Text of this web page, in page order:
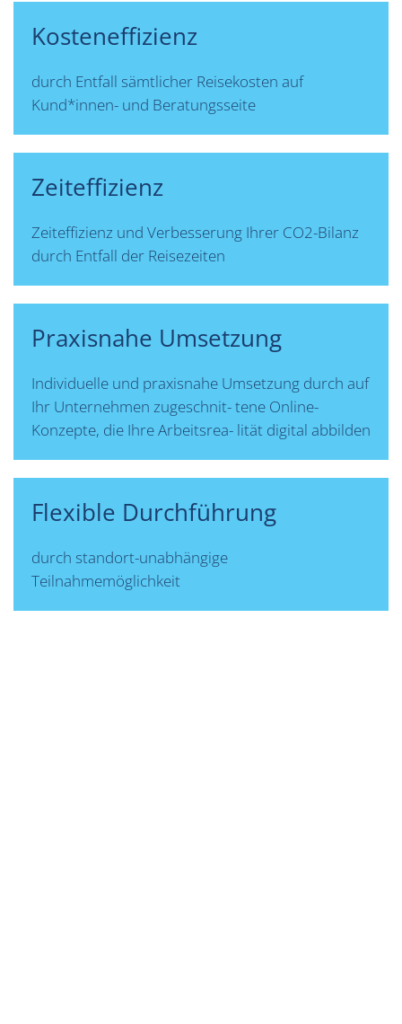
Kosteneffizienz
durch Entfall sämtlicher Reisekosten auf
Kund*innen- und Beratungsseite
Zeiteffizienz
Zeiteffizienz und Verbesserung Ihrer CO2-Bilanz
durch Entfall der Reisezeiten
Praxisnahe Umsetzung
Individuelle und praxisnahe Umsetzung durch auf
Ihr Unternehmen zugeschnit- tene Online-
Konzepte, die Ihre Arbeitsrea- lität digital abbilden
Flexible Durchführung
durch standort-unabhängige
Teilnahmemöglichkeit